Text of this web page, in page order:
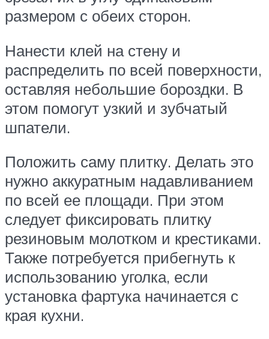
размером с обеих сторон.
Нанести клей на стену и
распределить по всей поверхности,
оставляя небольшие бороздки. В
этом помогут узкий и зубчатый
шпатели.
Положить саму плитку. Делать это
нужно аккуратным надавливанием
по всей ее площади. При этом
следует фиксировать плитку
резиновым молотком и крестиками.
Также потребуется прибегнуть к
использованию уголка, если
установка фартука начинается с
края кухни.